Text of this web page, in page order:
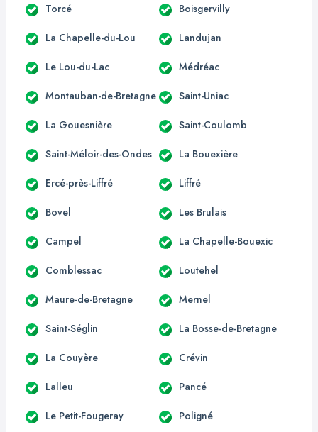
Torcé Boisgervilly
La Chapelle-du-Lou Landujan
Le Lou-du-Lac Médréac
Montauban-de-Bretagne Saint-Uniac
La Gouesnière Saint-Coulomb
Saint-Méloir-des-Ondes La Bouexière
Ercé-près-Liffré Liffré
Bovel Les Brulais
Campel La Chapelle-Bouexic
Comblessac Loutehel
Maure-de-Bretagne Mernel
Saint-Séglin La Bosse-de-Bretagne
La Couyère Crévin
Lalleu Pancé
Le Petit-Fougeray Poligné